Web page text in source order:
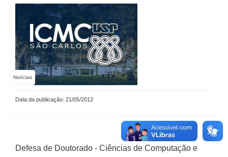
Notícias
Data da publicação: 21/05/2012
Defesa de Doutorado - Ciências de Computação e